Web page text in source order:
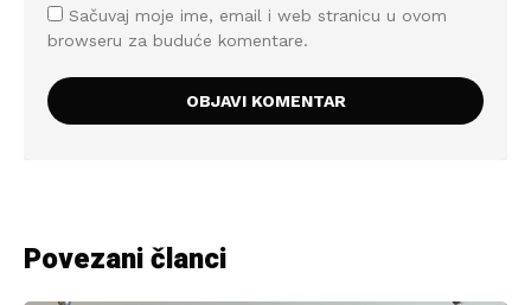
Sačuvaj moje ime, email i web stranicu u ovom
browseru za buduće komentare.
Povezani članci